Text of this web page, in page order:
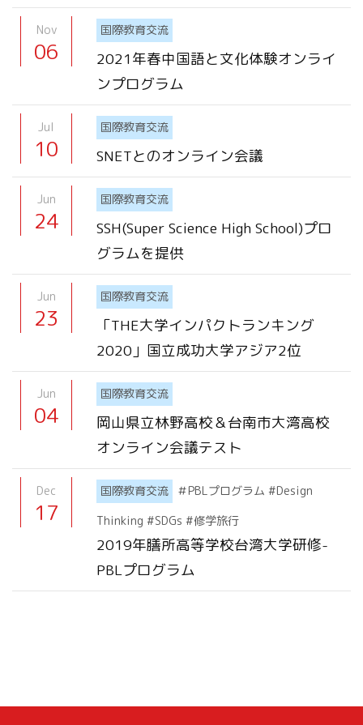
Nov
06
国際教育交流
2021年春中国語と文化体験オンライ
ンプログラム
Jul
10
国際教育交流
SNETとのオンライン会議
Jun
24
国際教育交流
SSH(Super Science High School)プロ
グラムを提供
Jun
23
国際教育交流
「THE大学インパクトランキング
2020」国立成功大学アジア2位
Jun
04
国際教育交流
岡山県立林野高校＆台南市大湾高校
オンライン会議テスト
Dec
17
国際教育交流 ＃PBLプログラム #Design
Thinking #SDGs #修学旅行
2019年膳所高等学校台湾大学研修-
PBLプログラム